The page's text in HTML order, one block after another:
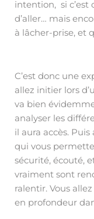
intention, si c’est
d’aller… mais
à lâcher-prise, et
C’est donc une
allez initier lors
va bien
analyser les
il aura accès.
qui vous
sécurité, écouté,
vraiment sont
ralentir. Vous
en profondeur